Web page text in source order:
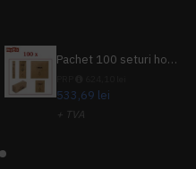
Pachet 100 seturi hoteliere, set dentar, set barbierit, casca de dus, pila unghii, set cusut
533,69 lei
+ TVA